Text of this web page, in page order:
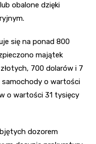
obalone dzięki
się na ponad 800
majątek
700 dolarów i 7
samochody o wartości
o wartości 31 tysięcy
dozorem